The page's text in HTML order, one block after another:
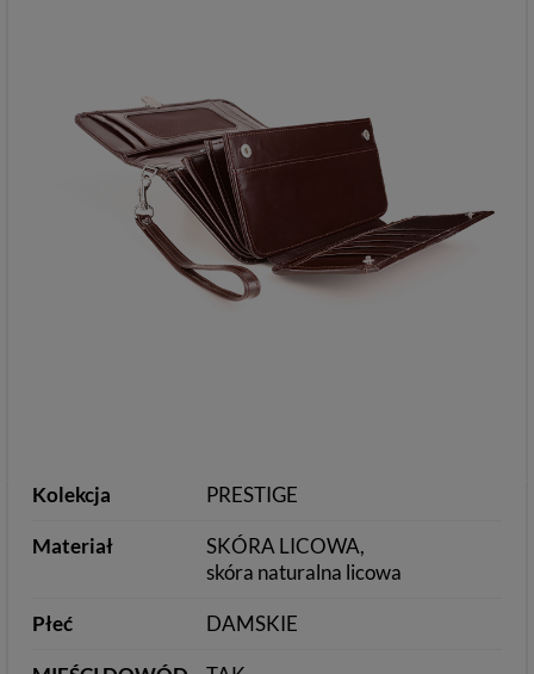
Kolekcja PRESTIGE
Materiał
SKÓRA LICOWA
skóra naturalna licowa
Płeć DAMSKIE